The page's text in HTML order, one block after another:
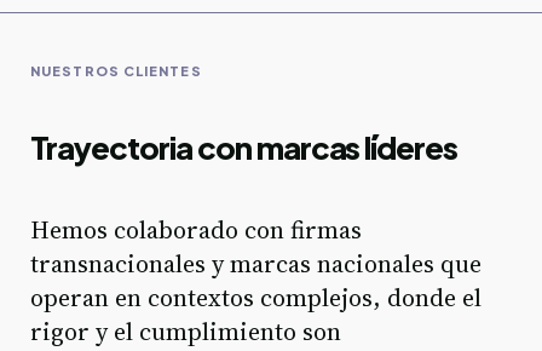
NUESTROS CLIENTES
Trayectoria con marcas líderes
Hemos colaborado con firmas
transnacionales y marcas nacionales que
operan en contextos complejos, donde el
rigor y el cumplimiento son